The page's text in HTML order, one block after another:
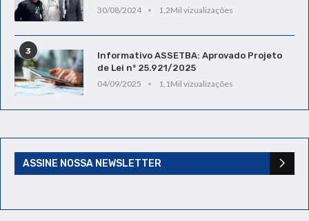
30/08/2024
1,2Mil vizualizações
3
Informativo ASSETBA: Aprovado Projeto
de Lei nº 25.921/2025
04/09/2025
1,1Mil vizualizações
ASSINE NOSSA NEWSLETTER